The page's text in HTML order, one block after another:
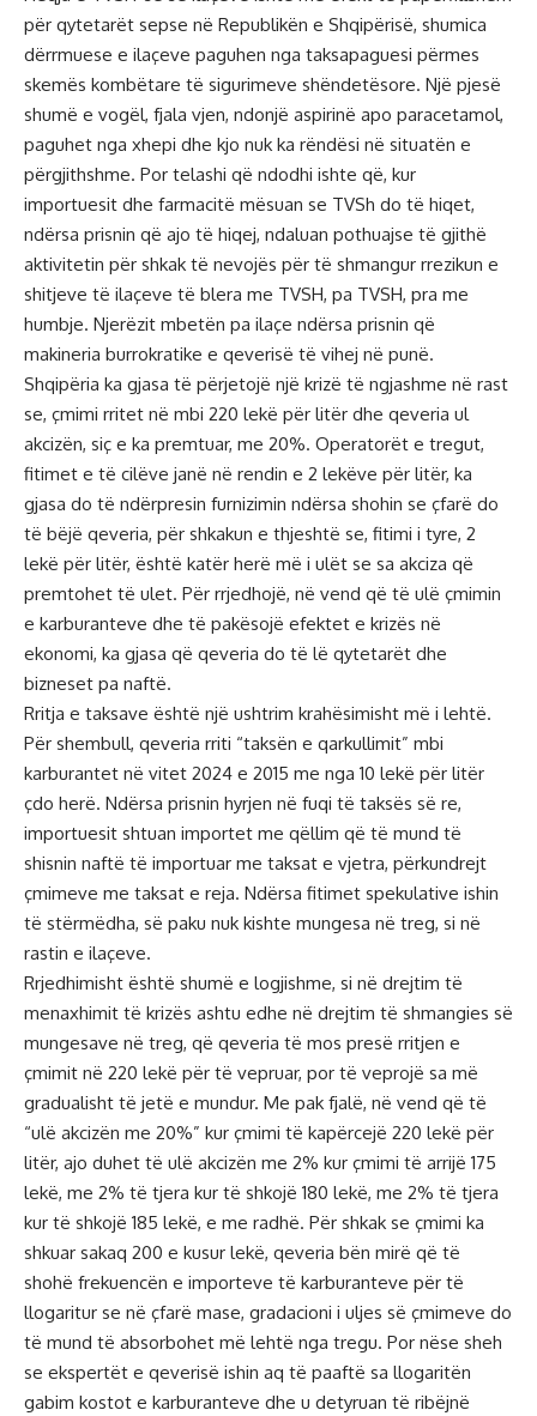
për qytetarët sepse në Republikën e Shqipërisë, shumica
dërrmuese e ilaçeve paguhen nga taksapaguesi përmes
skemës kombëtare të sigurimeve shëndetësore. Një pjesë
shumë e vogël, fjala vjen, ndonjë aspirinë apo paracetamol,
paguhet nga xhepi dhe kjo nuk ka rëndësi në situatën e
përgjithshme. Por telashi që ndodhi ishte që, kur
importuesit dhe farmacitë mësuan se TVSh do të hiqet,
ndërsa prisnin që ajo të hiqej, ndaluan pothuajse të gjithë
aktivitetin për shkak të nevojës për të shmangur rrezikun e
shitjeve të ilaçeve të blera me TVSH, pa TVSH, pra me
humbje. Njerëzit mbetën pa ilaçe ndërsa prisnin që
makineria burrokratike e qeverisë të vihej në punë.
Shqipëria ka gjasa të përjetojë një krizë të ngjashme në rast
se, çmimi rritet në mbi 220 lekë për litër dhe qeveria ul
akcizën, siç e ka premtuar, me 20%. Operatorët e tregut,
fitimet e të cilëve janë në rendin e 2 lekëve për litër, ka
gjasa do të ndërpresin furnizimin ndërsa shohin se çfarë do
të bëjë qeveria, për shkakun e thjeshtë se, fitimi i tyre, 2
lekë për litër, është katër herë më i ulët se sa akciza që
premtohet të ulet. Për rrjedhojë, në vend që të ulë çmimin
e karburanteve dhe të pakësojë efektet e krizës në
ekonomi, ka gjasa që qeveria do të lë qytetarët dhe
bizneset pa naftë.
Rritja e taksave është një ushtrim krahësimisht më i lehtë.
Për shembull, qeveria rriti “taksën e qarkullimit” mbi
karburantet në vitet 2024 e 2015 me nga 10 lekë për litër
çdo herë. Ndërsa prisnin hyrjen në fuqi të taksës së re,
importuesit shtuan importet me qëllim që të mund të
shisnin naftë të importuar me taksat e vjetra, përkundrejt
çmimeve me taksat e reja. Ndërsa fitimet spekulative ishin
të stërmëdha, së paku nuk kishte mungesa në treg, si në
rastin e ilaçeve.
Rrjedhimisht është shumë e logjishme, si në drejtim të
menaxhimit të krizës ashtu edhe në drejtim të shmangies së
mungesave në treg, që qeveria të mos presë rritjen e
çmimit në 220 lekë për të vepruar, por të veprojë sa më
gradualisht të jetë e mundur. Me pak fjalë, në vend që të
“ulë akcizën me 20%” kur çmimi të kapërcejë 220 lekë për
litër, ajo duhet të ulë akcizën me 2% kur çmimi të arrijë 175
lekë, me 2% të tjera kur të shkojë 180 lekë, me 2% të tjera
kur të shkojë 185 lekë, e me radhë. Për shkak se çmimi ka
shkuar sakaq 200 e kusur lekë, qeveria bën mirë që të
shohë frekuencën e importeve të karburanteve për të
llogaritur se në çfarë mase, gradacioni i uljes së çmimeve do
të mund të absorbohet më lehtë nga tregu. Por nëse sheh
se ekspertët e qeverisë ishin aq të paaftë sa llogaritën
gabim kostot e karburanteve dhe u detyruan të ribëjnë